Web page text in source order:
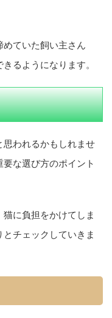
めていた飼い主さん
るようになります。
思われるかもしれませ
な選び方のポイント
に負担をかけてしま
チェックしていきま